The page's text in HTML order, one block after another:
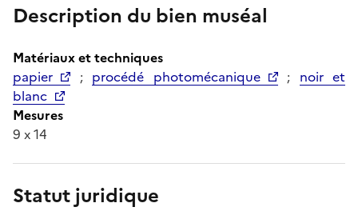
Description du bien muséal
Matériaux et techniques
papier
; procédé photomécanique ; noir et
blanc
Mesures
9 x 14
Statut juridique